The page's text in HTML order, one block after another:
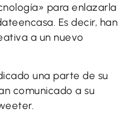
para enlazarla
Es decir, han
a un nuevo
una parte de su
comunicado a su